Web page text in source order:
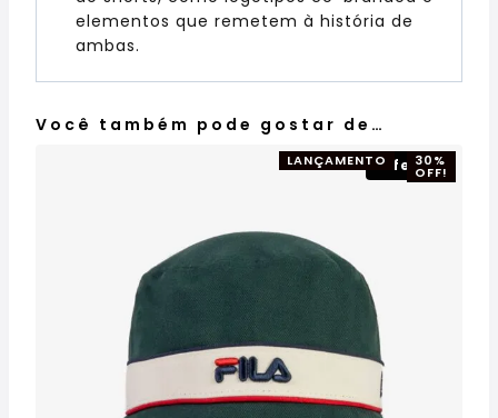
elementos que remetem à história de
ambas.
Você também pode gostar de…
Oferta!
LANÇAMENTO 30%
OFF!